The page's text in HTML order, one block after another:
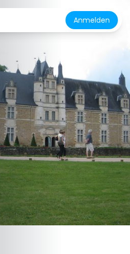
Anmelden